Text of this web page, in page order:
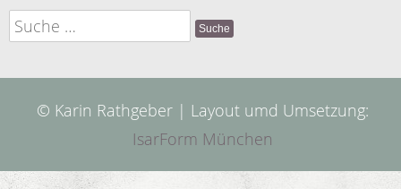
Suche
nach:
© Karin Rathgeber | Layout umd Umsetzung:
IsarForm München